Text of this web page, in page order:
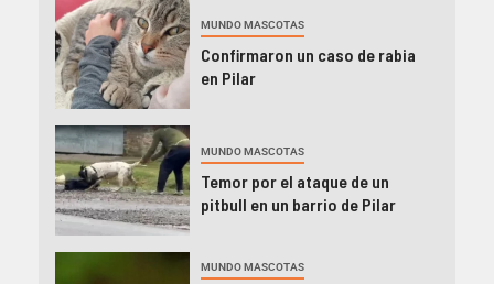
MUNDO MASCOTAS
Confirmaron un caso de rabia
en Pilar
MUNDO MASCOTAS
Temor por el ataque de un
pitbull en un barrio de Pilar
MUNDO MASCOTAS